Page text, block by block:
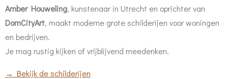
Amber Houweling, kunstenaar in Utrecht en oprichter van
DomCityArt, maakt moderne grote schilderijen voor woningen
en bedrijven.
Je mag rustig kijken of vrijblijvend meedenken.
→ Bekijk de schilderijen